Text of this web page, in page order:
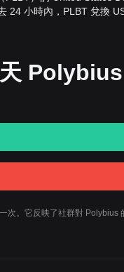
24 小時內，PLBT 兌換
次。它反映了社群對 Polybius